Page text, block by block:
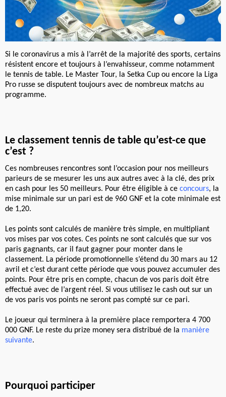
Si le coronavirus a mis à l’arrêt de la majorité des sports, certains
résistent encore et toujours à l’envahisseur, comme notamment
le tennis de table. Le Master Tour, la Setka Cup ou encore la Liga
Pro russe se disputent toujours avec de nombreux matchs au
programme.
Le classement tennis de table qu’est-ce que
c’est ?
Ces nombreuses rencontres sont l’occasion pour nos meilleurs
parieurs de se mesurer les uns aux autres avec à la clé, des prix
en cash pour les 50 meilleurs. Pour être éligible à ce concours, la
mise minimale sur un pari est de 960 GNF et la cote minimale est
de 1,20.
Les points sont calculés de manière très simple, en multipliant
vos mises par vos cotes. Ces points ne sont calculés que sur vos
paris gagnants, car il faut gagner pour monter dans le
classement. La période promotionnelle s’étend du 30 mars au 12
avril et c’est durant cette période que vous pouvez accumuler des
points. Pour être pris en compte, chacun de vos paris doit être
effectué avec de l’argent réel. Si vous utilisez le cash out sur un
de vos paris vos points ne seront pas compté sur ce pari.
Le joueur qui terminera à la première place remportera 4 700
000 GNF. Le reste du prize money sera distribué de la manière
suivante.
Pourquoi participer